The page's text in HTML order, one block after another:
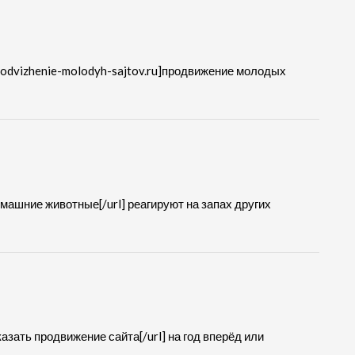
molodyh-sajtov.ru]продвижение молодых
животные[/url] реагируют на запах других
продвижение сайта[/url] на год вперёд или